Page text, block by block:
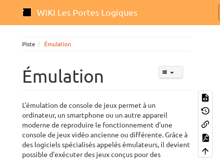
WIKI Les Portes Logiques
Piste Émulation
Émulation
L'émulation de console de jeux permet à un
ordinateur, un smartphone ou un autre appareil
moderne de reproduire le fonctionnement d'une
console de jeux vidéo ancienne ou différente. Grâce à
des logiciels spécialisés appelés émulateurs, il devient
possible d'exécuter des jeux conçus pour des